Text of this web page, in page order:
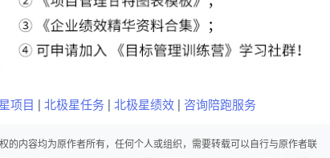
项目 北极星任务 北极星绩效| 咨询陪跑服务
的内容均为原作者所有，任何个人或组织，需要转载可以自行与原作者联